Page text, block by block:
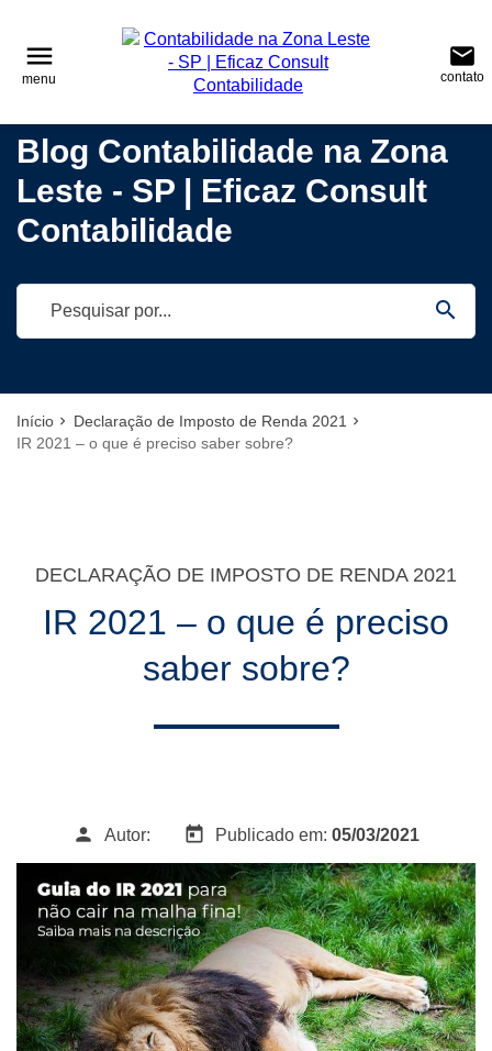
menu
menu
email
contato
Blog Contabilidade na Zona
Leste - SP | Eficaz Consult
Contabilidade
search
Início
Declaração de Imposto de Renda 2021
IR 2021 – o que é preciso saber sobre?
reply NAVEGAÇÃO
Blog
Contabilidade
Empreendedorismo
Notícias
reply FALE CONOSCO
(11)95687-7009
location_on Tatuapé – São Paulo – CEP.: 03322-040
email
Deixe sua Mensagem
DECLARAÇÃO DE IMPOSTO DE RENDA 2021
IR 2021 – o que é preciso
saber sobre?
person Autor: today Publicado em: 05/03/2021